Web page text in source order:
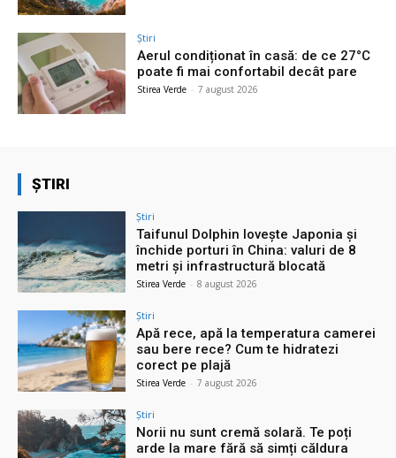
Știri
Aerul condiționat în casă: de ce 27°C
poate fi mai confortabil decât pare
Stirea Verde - 7 august 2026
ȘTIRI
Știri
Taifunul Dolphin lovește Japonia și
închide porturi în China: valuri de 8
metri și infrastructură blocată
Stirea Verde - 8 august 2026
Știri
Apă rece, apă la temperatura camerei
sau bere rece? Cum te hidratezi
corect pe plajă
Stirea Verde - 7 august 2026
Știri
Norii nu sunt cremă solară. Te poți
arde la mare fără să simți căldura